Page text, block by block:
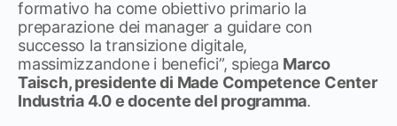
formativo ha come obiettivo primario la
preparazione dei manager a guidare con
successo la transizione digitale,
massimizzandone i benefici”, spiega Marco
Taisch, presidente di Made Competence Center
Industria 4.0 e docente del programma.